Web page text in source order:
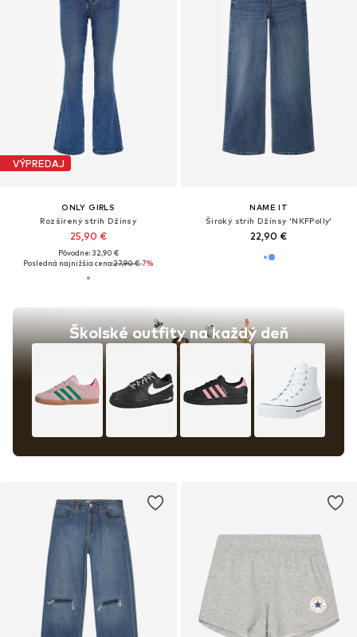
VÝPREDAJ
ONLY GIRLS
Rozšírený strih Džínsy
25,90 €
Pôvodne: 32,90 €
Posledná najnižšia cena:27,90 €-7%
Školské outfity na každý deň
NAME IT
Široký strih Džínsy 'NKFPolly'
22,90 €